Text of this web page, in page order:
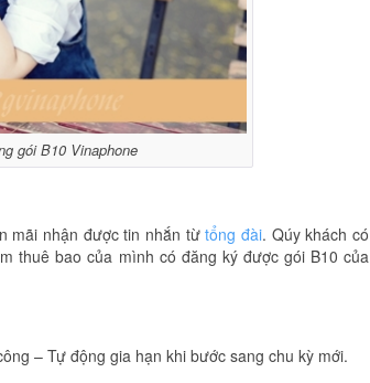
gói B10 Vinaphone
mãi nhận được tin nhắn từtổng đài. Qúy khách có
thuê bao của mình có đăng ký được gói B10 của
– Tự động gia hạn khi bước sang chu kỳ mới.